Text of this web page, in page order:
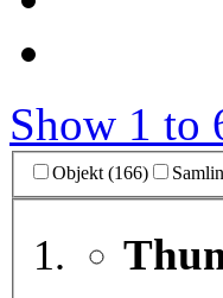
Show 1 to
Objekt (166)